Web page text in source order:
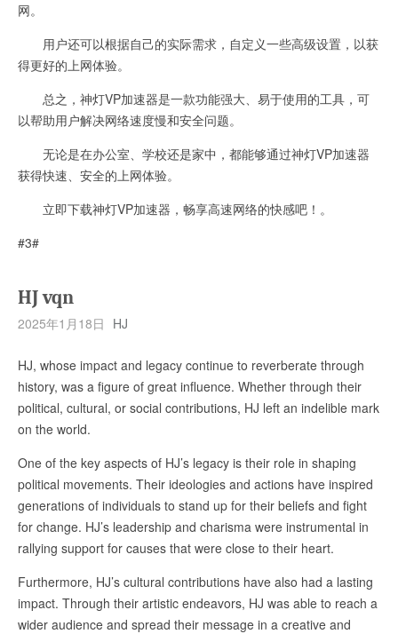
网。
用户还可以根据自己的实际需求，自定义一些高级设置，以获
得更好的上网体验。
总之，神灯VP加速器是一款功能强大、易于使用的工具，可
以帮助用户解决网络速度慢和安全问题。
无论是在办公室、学校还是家中，都能够通过神灯VP加速器
获得快速、安全的上网体验。
立即下载神灯VP加速器，畅享高速网络的快感吧！。
#3#
HJ vqn
2025年1月18日 HJ
HJ, whose impact and legacy continue to reverberate through
history, was a figure of great influence. Whether through their
political, cultural, or social contributions, HJ left an indelible mark
on the world.
One of the key aspects of HJ’s legacy is their role in shaping
political movements. Their ideologies and actions have inspired
generations of individuals to stand up for their beliefs and fight
for change. HJ’s leadership and charisma were instrumental in
rallying support for causes that were close to their heart.
Furthermore, HJ’s cultural contributions have also had a lasting
impact. Through their artistic endeavors, HJ was able to reach a
wider audience and spread their message in a creative and